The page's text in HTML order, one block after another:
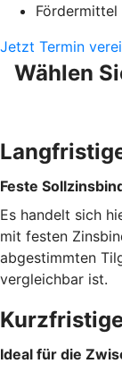
Fördermittel
Jetzt Termin
Wählen
Feste
Es handelt sich
mit festen
abgestimmten
vergleichbar ist.
Ideal für die